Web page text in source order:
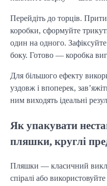
Перейдіть до торців.
коробки, сформуйте
один на одного.
боку. Готово — коробка
Для більшого ефекту
уздовж і впоперек,
ним виходять ідеальні
Як упакувати
пляшки, круглі
Пляшки — класичний
спіралі або